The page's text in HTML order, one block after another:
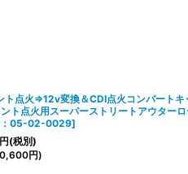
ト点火⇒12v変換＆CDI点火コンバートキ
ト点火用スーパーストリートアウター
：05-02-0029]
円(税別)
円)